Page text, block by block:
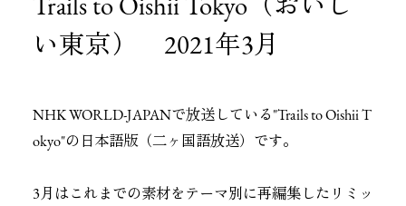
Trails to Oishii Tokyo（おいし
い東京） 2021年3月
NHK WORLD-JAPANで放送している"Trails to Oishii T
okyo"の日本語版（二ヶ国語放送）です。
3月はこれまでの素材をテーマ別に再編集したリミッ